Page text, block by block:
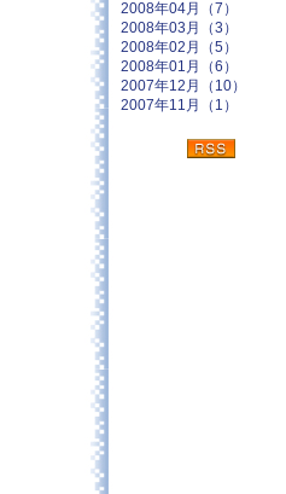
2008年04月（7）
2008年03月（3）
2008年02月（5）
2008年01月（6）
2007年12月（10）
2007年11月（1）